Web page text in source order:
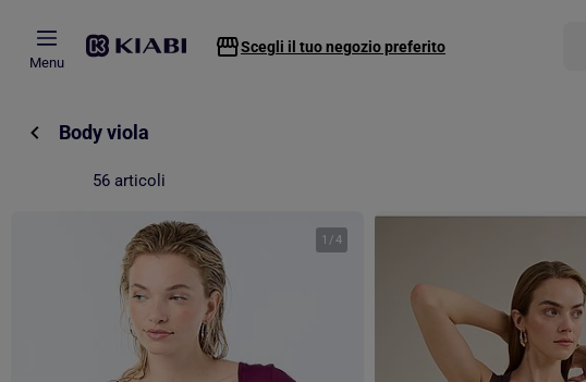
Menu
Scegli il tuo negozio preferito
Body viola
56 articoli
1 /4